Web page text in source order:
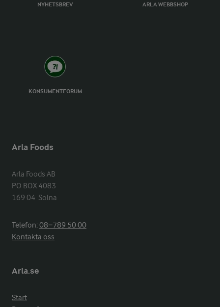
NYHETSBREV ARLA WEBBSHOP
KONSUMENTFORUM
Arla Foods
Arla Foods AB
PO BOX 4083
169 04  Solna
Telefon:08−789 50 00
Kontakta oss
Arla.se
Start